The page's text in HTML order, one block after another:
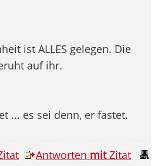
ist ALLES gelegen. Die
auf ihr.
... es sei denn, er fastet.
Antworten mitZitat